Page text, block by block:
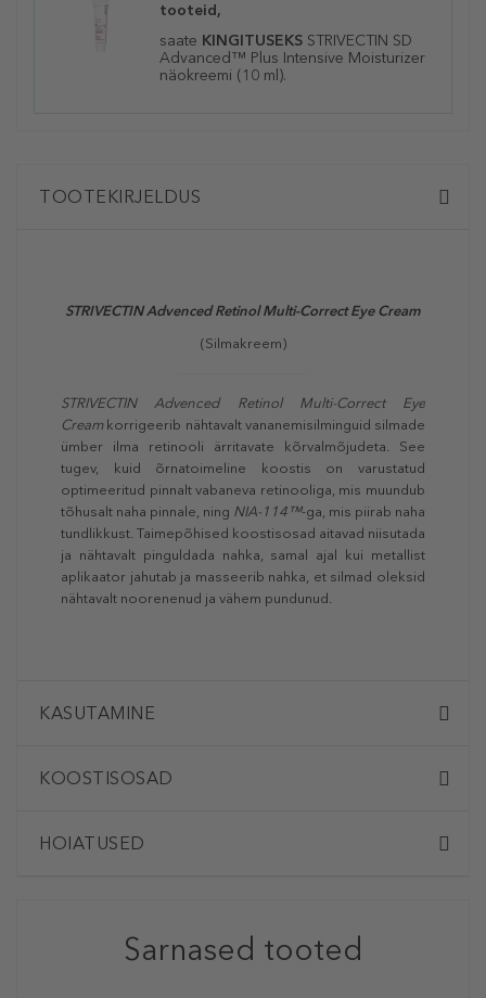
tooteid,
saate KINGITUSEKS STRIVECTIN SD
Advanced™ Plus Intensive Moisturizer
näokreemi (10 ml).
TOOTEKIRJELDUS
STRIVECTIN Advenced Retinol Multi-Correct Eye Cream
(Silmakreem)
STRIVECTIN Advenced Retinol Multi-Correct Eye
Cream korrigeerib nähtavalt vananemisilminguid silmade
ümber ilma retinooli ärritavate kõrvalmõjudeta. See
tugev, kuid õrnatoimeline koostis on varustatud
optimeeritud pinnalt vabaneva retinooliga, mis muundub
tõhusalt naha pinnale, ning NIA-114™-ga, mis piirab naha
tundlikkust. Taimepõhised koostisosad aitavad niisutada
ja nähtavalt pinguldada nahka, samal ajal kui metallist
aplikaator jahutab ja masseerib nahka, et silmad oleksid
nähtavalt noorenenud ja vähem pundunud.
KASUTAMINE
KOOSTISOSAD
HOIATUSED
Sarnased tooted